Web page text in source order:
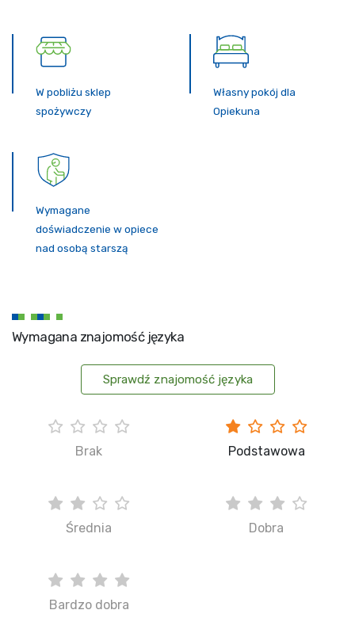
W pobliżu sklep
spożywczy
Własny pokój dla
Opiekuna
Wymagane
doświadczenie w opiece
nad osobą starszą
Wymagana znajomość języka
Sprawdź znajomość języka
Brak Podstawowa
Średnia Dobra
Bardzo dobra